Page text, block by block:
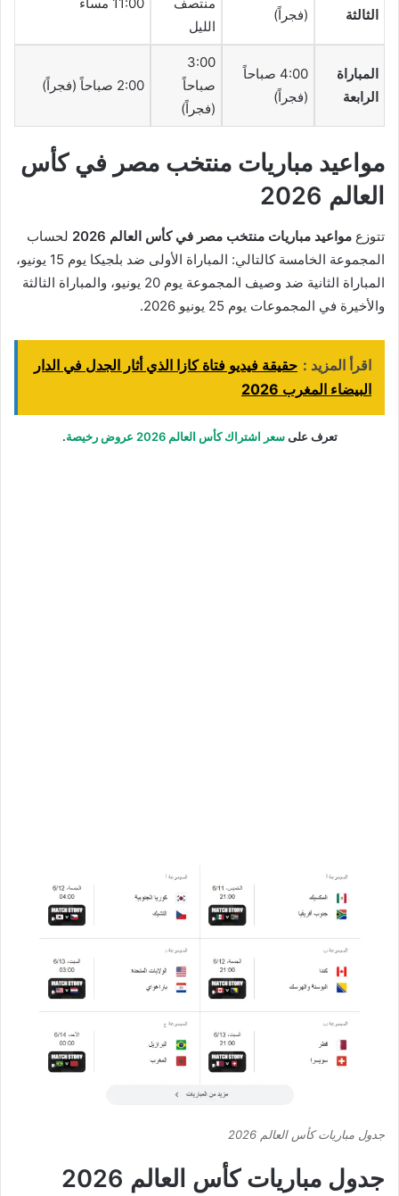
الثالثة (فجراً)
الليل
المباراة
الرابعة
4:00 صباحاً
(فجراً)
3:00
صباحاً
(فجراً)
2:00 صباحاً (فجراً)
مواعيد مباريات منتخب مصر في كأس
العالم 2026
تتوزع مواعيد مباريات منتخب مصر في كأس العالم 2026
لحساب
المجموعة الخامسة كالتالي: المباراة الأولى ضد بلجيكا يوم 15 يونيو،
المباراة الثانية ضد وصيف المجموعة يوم 20 يونيو، والمباراة الثالثة
والأخيرة في المجموعات يوم 25 يونيو 2026.
اقرأ المزيد : حقيقة فيديو فتاة كازا الذي أثار الجدل في الدار
البيضاء المغرب 2026
تعرف علىسعر اشتراك كأس العالم 2026 عروض رخيصة .
جدول مباريات كأس العالم 2026
جدول مباريات كأس العالم 2026